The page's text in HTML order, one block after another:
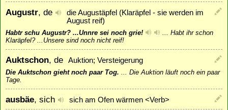
Augustr, de
die Augustäpfel (Klaräpfel - sie werden im
August reif)
Habtr schu Augustr? ...Unnre sei noch grie!
Habt ihr schon
Klaräpfel? ...Unsere sind noch nicht reif!
Auktschon, de Auktion; Versteigerung
Die Auktschon gieht noch paar Tog.
Die Auktion läuft noch ein paar
Tage.
ausbäe, sich sich am Ofen wärmen <Verb>